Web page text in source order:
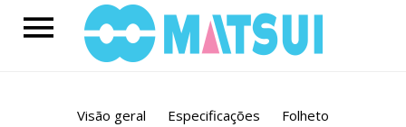
Main
Visão geral Especificações
Folheto